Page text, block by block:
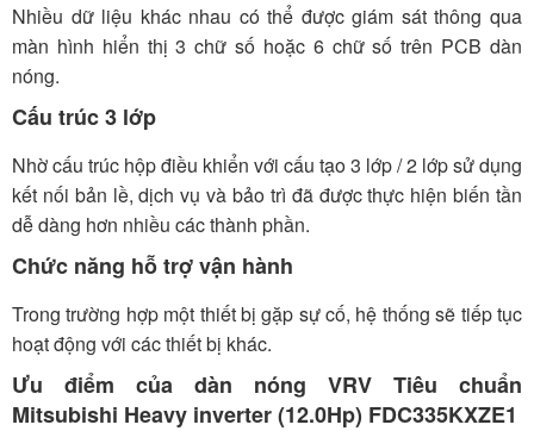
Nhiều dữ liệu khác nhau có thể được giám sát thông qua
màn hình hiển thị 3 chữ số hoặc 6 chữ số trên PCB dàn
nóng.
Cấu trúc 3 lớp
Nhờ cấu trúc hộp điều khiển với cấu tạo 3 lớp / 2 lớp sử dụng
kết nối bản lề, dịch vụ và bảo trì đã được thực hiện biến tần
dễ dàng hơn nhiều các thành phần.
Chức năng hỗ trợ vận hành
Trong trường hợp một thiết bị gặp sự cố, hệ thống sẽ tiếp tục
hoạt động với các thiết bị khác.
Ưu điểm của dàn nóng VRV Tiêu chuẩn
Mitsubishi Heavy inverter (12.0Hp) FDC335KXZE1